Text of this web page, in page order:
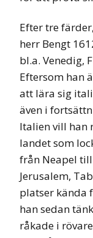
Efter tre
herr Bengt
bl.a. Venedig,
Eftersom han
att lära sig
även i
Italien vill han
landet som
från Neapel
Jerusalem,
platser kända
han sedan
råkade i